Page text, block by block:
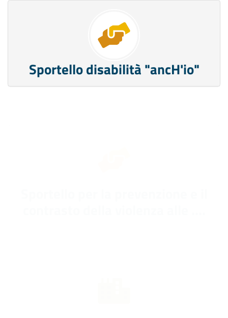
Sportello disabilità "ancH'io"